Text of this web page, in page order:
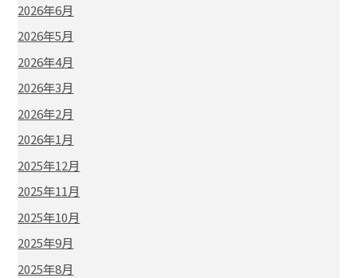
2026年6月
2026年5月
2026年4月
2026年3月
2026年2月
2026年1月
2025年12月
2025年11月
2025年10月
2025年9月
2025年8月